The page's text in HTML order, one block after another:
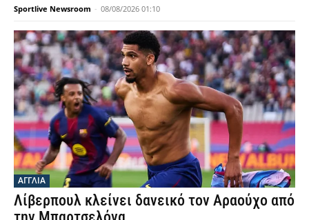
Sportlive Newsroom - 08/08/2026 01:10
ΑΓΓΛΙΑ
Λίβερπουλ κλείνει δανεικό τον Αραούχο από